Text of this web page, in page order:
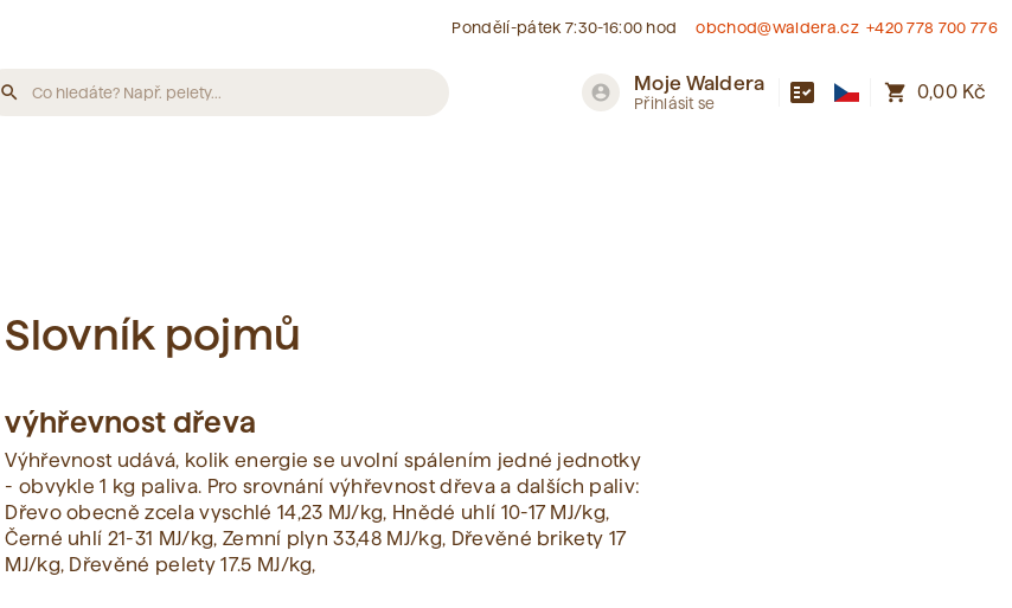
Pondělí-pátek 7:30-16:00 hod obchod@waldera.cz +420 778 700 776
search
Slovník pojmů
Nebyly nalezeny žádné pojmy.
account_circle Moje Waldera
Přihlásit se fact_check shopping_cart 0,00 Kč
Slovník pojmů
výhřevnost dřeva
Výhřevnost udává, kolik energie se uvolní spálením jedné jednotky
- obvykle 1 kg paliva. Pro srovnání výhřevnost dřeva a dalších paliv:
Dřevo obecně zcela vyschlé 14,23 MJ/kg, Hnědé uhlí 10-17 MJ/kg,
Černé uhlí 21-31 MJ/kg, Zemní plyn 33,48 MJ/kg, Dřevěné brikety 17
MJ/kg, Dřevěné pelety 17.5 MJ/kg,